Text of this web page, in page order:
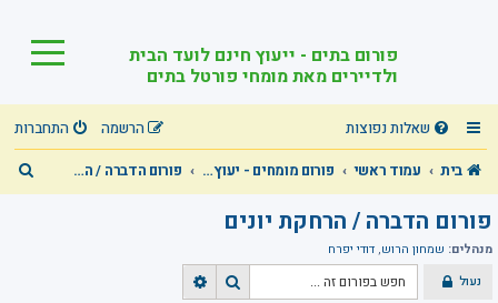
פורום בתים - ייעוץ חינם לועד הבית
ולדיירים מאת מומחי פורטל בתים
שאלות נפוצות התחברות
הרשמה
בית
עמוד ראשי פורום מומחים - יעוץ מקצועי חינם בכל תחומי הבית המשותף! פורום הדברה / הרחקת יונים
י
פורום הדברה / הרחקת יונים
מנהלים: שמחון הרוש, דודי יפרח
נעול
ח
ח